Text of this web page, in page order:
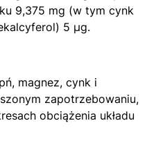
9,375 mg (w tym cynk
5 µg.
magnez, cynk i
zapotrzebowaniu,
obciążenia układu